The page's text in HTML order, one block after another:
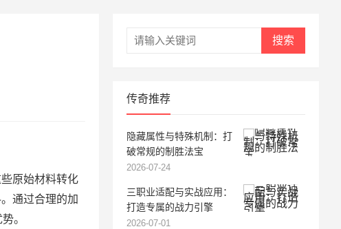
原始材料转化
通过合理的加
。
搜索
传奇推荐
隐藏属性与特殊机制：打
破常规的制胜法宝
2026-07-24
三职业适配与实战应用：
打造专属的战力引擎
2026-07-01